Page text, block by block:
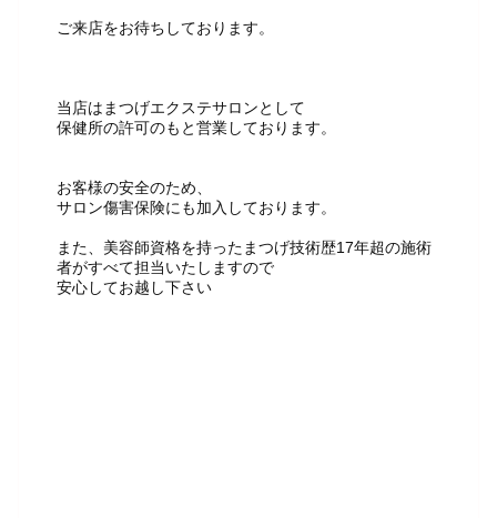
ご来店をお待ちしております。
当店はまつげエクステサロンとして
保健所の許可のもと営業しております。
お客様の安全のため、
サロン傷害保険にも加入しております。
また、美容師資格を持ったまつげ技術歴17年超の施術
者がすべて担当いたしますので
安心してお越し下さい